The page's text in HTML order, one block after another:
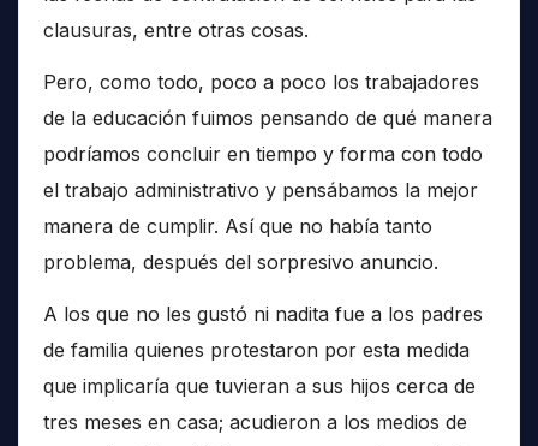
clausuras, entre otras cosas.
Pero, como todo, poco a poco los trabajadores
de la educación fuimos pensando de qué manera
podríamos concluir en tiempo y forma con todo
el trabajo administrativo y pensábamos la mejor
manera de cumplir. Así que no había tanto
problema, después del sorpresivo anuncio.
A los que no les gustó ni nadita fue a los padres
de familia quienes protestaron por esta medida
que implicaría que tuvieran a sus hijos cerca de
tres meses en casa; acudieron a los medios de